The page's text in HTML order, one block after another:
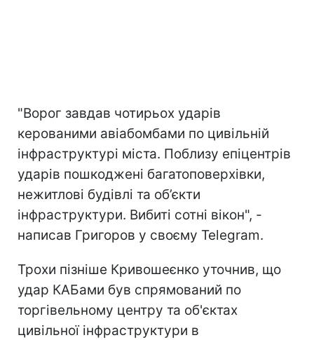
"Ворог завдав чотирьох ударів
керованими авіабомбами по цивільній
інфраструктурі міста. Поблизу епіцентрів
ударів пошкоджені багатоповерхівки,
нежитлові будівлі та об’єкти
інфраструктури. Вибиті сотні вікон", -
написав Григоров у своєму Telegram.
Трохи пізніше Кривошеєнко уточнив, що
удар КАБами був спрямований по
торгівельному центру та об'єктах
цивільної інфраструктури в